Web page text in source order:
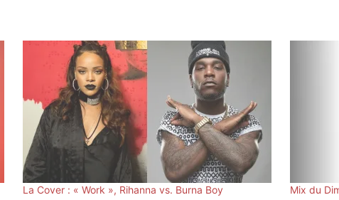
La Cover : « Work », Rihanna vs. Burna Boy Mix du